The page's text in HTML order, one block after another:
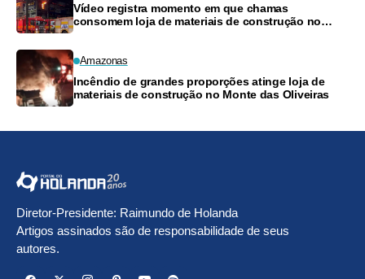
Vídeo registra momento em que chamas
consomem loja de materiais de construção no
Amazonas
Incêndio de grandes proporções atinge loja de
materiais de construção no Monte das Oliveiras
Diretor-Presidente: Raimundo de Holanda
Artigos assinados são de responsabilidade de seus
autores.